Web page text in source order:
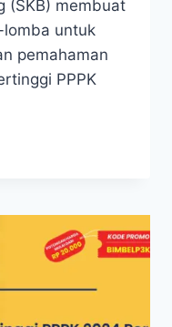
(SKB) membuat
untuk
pemahaman
PPPK